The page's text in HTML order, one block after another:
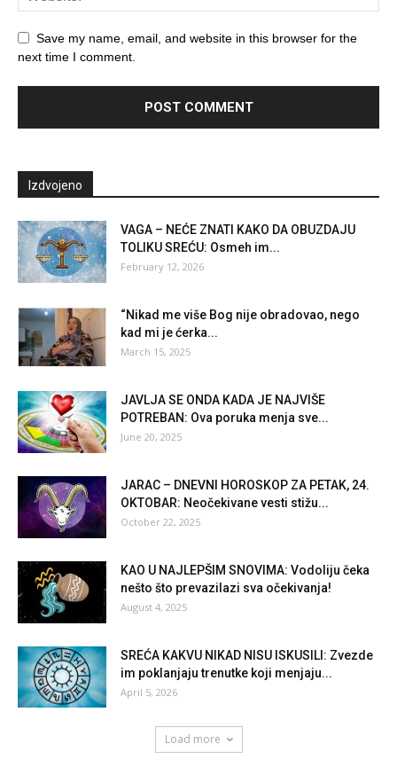
Save my name, email, and website in this browser for the
next time I comment.
Izdvojeno
VAGA – NEĆE ZNATI KAKO DA OBUZDAJU
TOLIKU SREĆU: Osmeh im...
February 12, 2026
“Nikad me više Bog nije obradovao, nego
kad mi je ćerka...
March 15, 2025
JAVLJA SE ONDA KADA JE NAJVIŠE
POTREBAN: Ova poruka menja sve...
June 20, 2025
JARAC – DNEVNI HOROSKOP ZA PETAK, 24.
OKTOBAR: Neočekivane vesti stižu...
October 22, 2025
KAO U NAJLEPŠIM SNOVIMA: Vodoliju čeka
nešto što prevazilazi sva očekivanja!
August 4, 2025
SREĆA KAKVU NIKAD NISU ISKUSILI: Zvezde
im poklanjaju trenutke koji menjaju...
April 5, 2026
Load more